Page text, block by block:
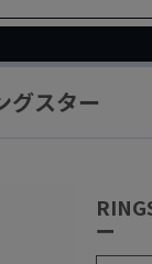
グスター
ー